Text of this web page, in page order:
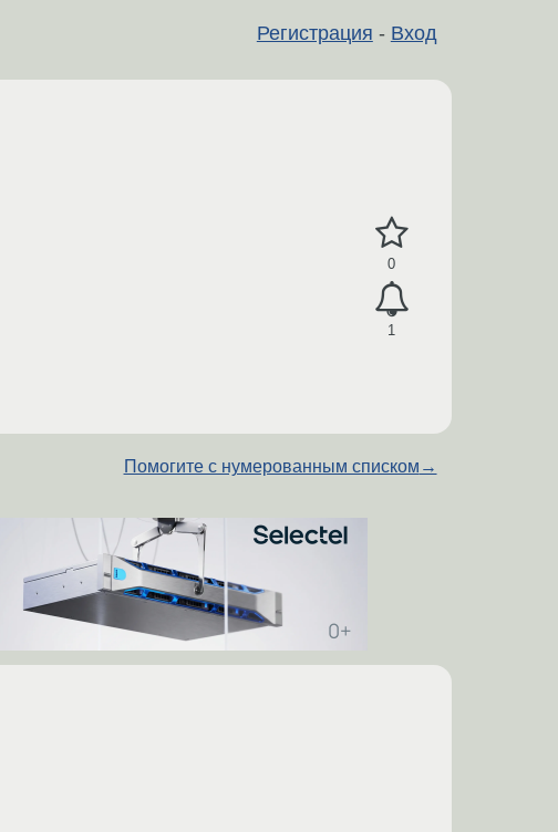
Регистрация - Вход
0
1
Помогите с нумерованным списком →